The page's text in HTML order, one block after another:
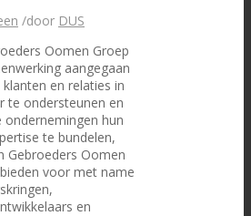
/door DUS
Oomen Groep
aangegaan
en relaties in
te ondersteunen en
ondernemingen hun
te bundelen,
Gebroeders Oomen
voor met name
en